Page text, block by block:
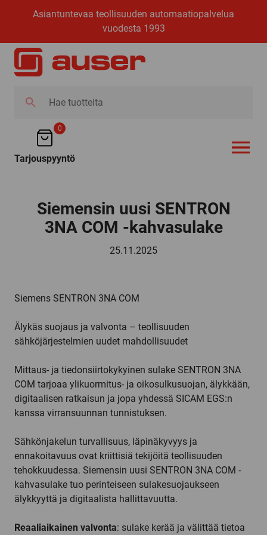
Asiantuntevaa teollisuuden automaatiopalvelua
vuodesta 1993
tuotteita
0
Tarjouspyyntö
Siemensin uusi SENTRON
3NA COM -kahvasulake
25.11.2025
Siemens SENTRON 3NA COM
Älykäs suojaus ja valvonta – teollisuuden
sähköjärjestelmien uudet mahdollisuudet
Mittaus- ja tiedonsiirtokykyinen sulake SENTRON 3NA
COM tarjoaa ylikuormitus- ja oikosulkusuojan, älykkään,
digitaalisen ratkaisun ja jopa yhdessä SICAM EGS:n
kanssa virransuunnan tunnistuksen.
Sähkönjakelun turvallisuus, läpinäkyvyys ja
ennakoitavuus ovat kriittisiä tekijöitä teollisuuden
tehokkuudessa. Siemensin uusi SENTRON 3NA COM -
kahvasulake tuo perinteiseen sulakesuojaukseen
älykkyyttä ja digitaalista hallittavuutta.
Reaaliaikainen valvonta: sulake kerää ja välittää tietoa